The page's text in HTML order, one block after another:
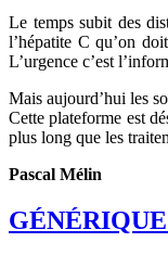
Le temps subit des
l’hépatite C qu’on
L’urgence c’est
Mais aujourd’hui les
Cette plateforme est
plus long que les
Pascal Mélin